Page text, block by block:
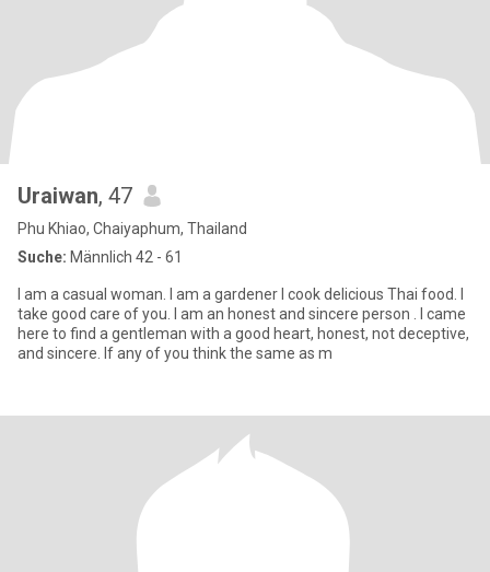
Uraiwan, 47
Phu Khiao, Chaiyaphum, Thailand
Suche: Männlich 42 - 61
I am a casual woman. I am a gardener I cook delicious Thai food. I
take good care of you. I am an honest and sincere person . I came
here to find a gentleman with a good heart, honest, not deceptive,
and sincere. If any of you think the same as m